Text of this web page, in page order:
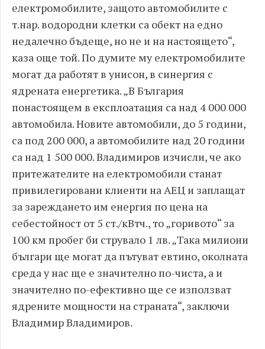
електромобилите, защото автомобилите с
т.нар. водородни клетки са обект на едно
недалечно бъдеще, но не и на настоящето“,
каза още той. По думите му електромобилите
могат да работят в унисон, в синергия с
ядрената енергетика. „В България
понастоящем в експлоатация са над 4 000 000
автомобила. Новите автомобили, до 5 години,
са под 200 000, а автомобилите над 20 години
са над 1 500 000. Владимиров изчисли, че ако
притежателите на електромобили станат
привилегировани клиенти на АЕЦ и заплащат
за зареждането им енергия по цена на
себестойност от 5 ст./кВтч., то „горивото“ за
100 км пробег би струвало 1 лв. „Така милиони
българи ще могат да пътуват евтино, околната
среда у нас ще е значително по-чиста, а и
значително по-ефективно ще се използват
ядрените мощности на страната“, заключи
Владимир Владимиров.